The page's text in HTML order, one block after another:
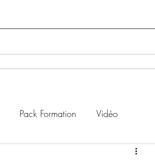
Pack Formation Vidéo